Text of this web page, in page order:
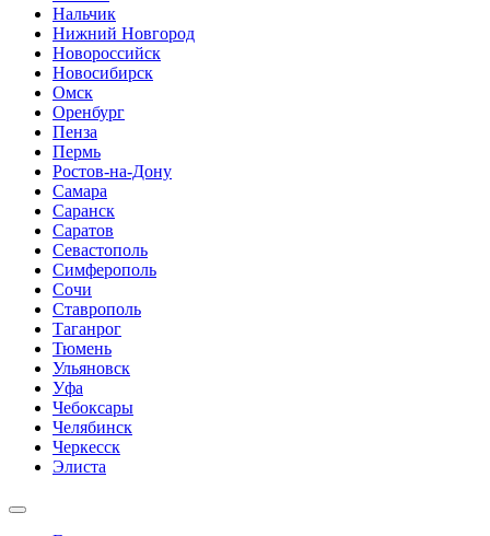
Нальчик
Нижний Новгород
Новороссийск
Новосибирск
Омск
Оренбург
Пенза
Пермь
Ростов-на-Дону
Самара
Саранск
Саратов
Севастополь
Симферополь
Сочи
Ставрополь
Таганрог
Тюмень
Ульяновск
Уфа
Чебоксары
Челябинск
Черкесск
Элиста